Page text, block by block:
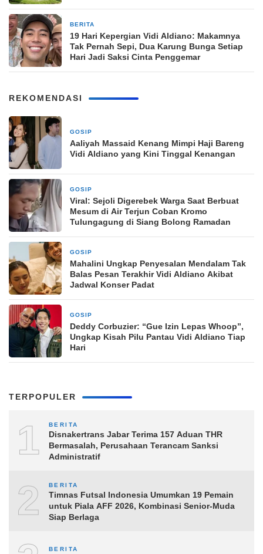
BERITA
19 Hari Kepergian Vidi Aldiano: Makamnya
Tak Pernah Sepi, Dua Karung Bunga Setiap
Hari Jadi Saksi Cinta Penggemar
REKOMENDASI
GOSIP
Aaliyah Massaid Kenang Mimpi Haji Bareng
Vidi Aldiano yang Kini Tinggal Kenangan
GOSIP
Viral: Sejoli Digerebek Warga Saat Berbuat
Mesum di Air Terjun Coban Kromo
Tulungagung di Siang Bolong Ramadan
GOSIP
Mahalini Ungkap Penyesalan Mendalam Tak
Balas Pesan Terakhir Vidi Aldiano Akibat
Jadwal Konser Padat
GOSIP
Deddy Corbuzier: “Gue Izin Lepas Whoop”,
Ungkap Kisah Pilu Pantau Vidi Aldiano Tiap
Hari
TERPOPULER
1 BERITA
Disnakertrans Jabar Terima 157 Aduan THR
Bermasalah, Perusahaan Terancam Sanksi
Administratif
2 BERITA
Timnas Futsal Indonesia Umumkan 19 Pemain
untuk Piala AFF 2026, Kombinasi Senior-Muda
Siap Berlaga
BERITA